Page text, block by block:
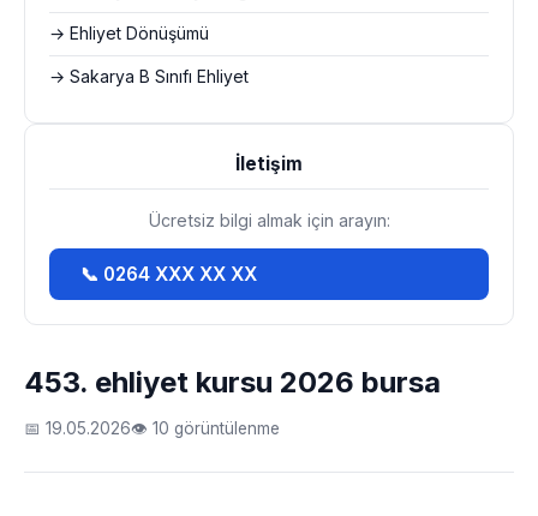
453. ehliyet kursu 2026 bursa
📅 19.05.2026👁 10 görüntülenme
→ Ehliyet Dönüşümü
→ Sakarya B Sınıfı Ehliyet
İletişim
Ücretsiz bilgi almak için arayın:
📞 0264 XXX XX XX